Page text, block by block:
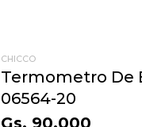
CHICCO
Termometro De
06564-20